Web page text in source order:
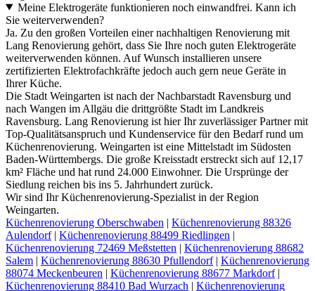
Meine Elektrogeräte funktionieren noch einwandfrei. Kann ich
Sie weiterverwenden?
Ja. Zu den großen Vorteilen einer nachhaltigen Renovierung mit
Lang Renovierung gehört, dass Sie Ihre noch guten Elektrogeräte
weiterverwenden können. Auf Wunsch installieren unsere
zertifizierten Elektrofachkräfte jedoch auch gern neue Geräte in
Ihrer Küche.
Die Stadt Weingarten ist nach der Nachbarstadt Ravensburg und
nach Wangen im Allgäu die drittgrößte Stadt im Landkreis
Ravensburg. Lang Renovierung ist hier Ihr zuverlässiger Partner mit
Top-Qualitätsanspruch und Kundenservice für den Bedarf rund um
Küchenrenovierung. Weingarten ist eine Mittelstadt im Südosten
Baden-Württembergs. Die große Kreisstadt erstreckt sich auf 12,17
km² Fläche und hat rund 24.000 Einwohner. Die Ursprünge der
Siedlung reichen bis ins 5. Jahrhundert zurück.
Wir sind Ihr Küchenrenovierung-Spezialist in der Region
Weingarten.
Küchenrenovierung Oberschwaben | Küchenrenovierung 88326
Aulendorf| Küchenrenovierung 88499 Riedlingen |
Küchenrenovierung 72469 Meßstetten | Küchenrenovierung 88682
Salem | Küchenrenovierung 88630 Pfullendorf| Küchenrenovierung
88074 Meckenbeuren | Küchenrenovierung 88677 Markdorf|
Küchenrenovierung 88410 Bad Wurzach | Küchenrenovierung